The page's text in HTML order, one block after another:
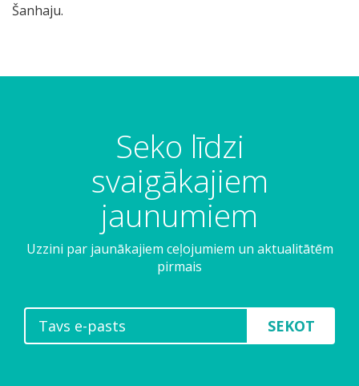
Šanhaju.
Seko līdzi
svaigākajiem
jaunumiem
Uzzini par jaunākajiem ceļojumiem un aktualitātēm
pirmais
SEKOT